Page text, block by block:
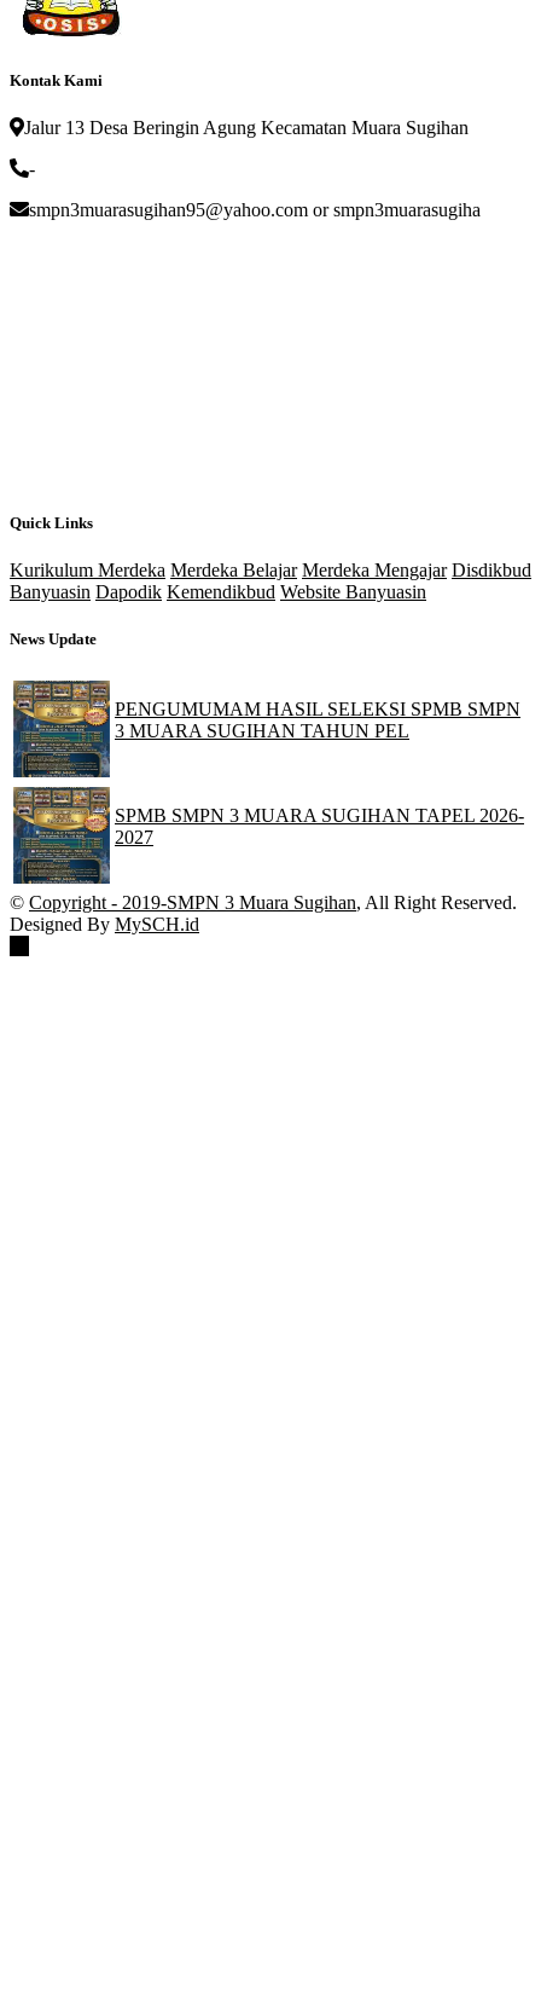
Kontak Kami
Jalur 13 Desa Beringin Agung Kecamatan Muara Sugihan
-
smpn3muarasugihan95@yahoo.com or smpn3muarasugiha
Quick Links
Kurikulum Merdeka Merdeka Belajar Merdeka Mengajar Disdikbud
Banyuasin Dapodik Kemendikbud Website Banyuasin
News Update
PENGUMUMAM HASIL SELEKSI SPMB SMPN
3 MUARA SUGIHAN TAHUN PEL
SPMB SMPN 3 MUARA SUGIHAN TAPEL 2026-
2027
© Copyright - 2019-SMPN 3 Muara Sugihan, All Right Reserved.
Designed By MySCH.id